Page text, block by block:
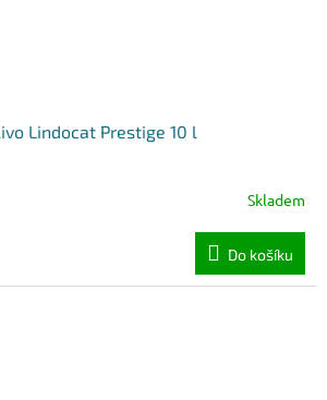
Lindocat Prestige 10 l
Skladem
Do košíku